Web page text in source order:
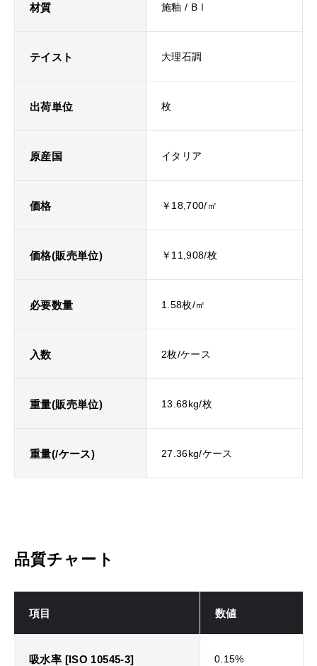
材質 施釉 / BⅠ
テイスト 大理石調
出荷単位 枚
原産国 イタリア
価格 ￥18,700/㎡
価格(販売単位) ￥11,908/枚
必要数量 1.58枚/㎡
入数 2枚/ケース
重量(販売単位) 13.68kg/枚
重量(/ケース) 27.36kg/ケース
品質チャート
項目 数値
吸水率 [ISO 10545-3] 0.15%